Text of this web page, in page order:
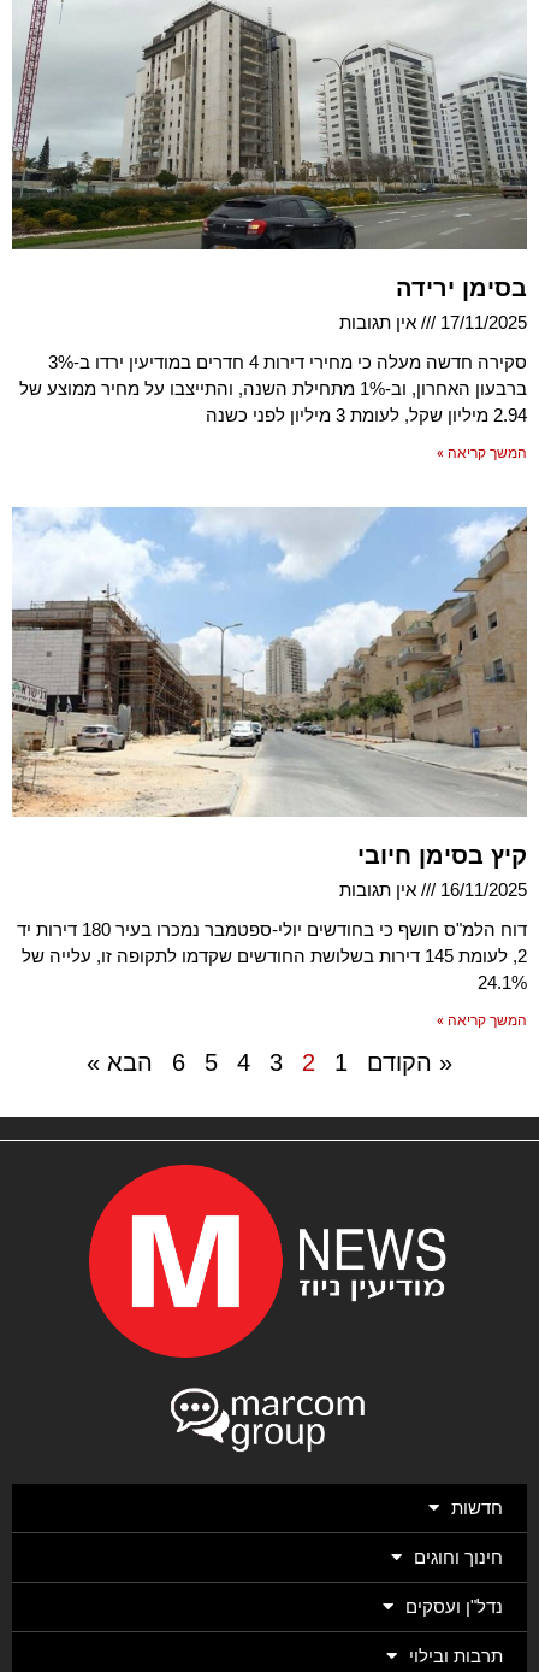
בסימן ירידה
17/11/2025
אין תגובות
סקירה חדשה מעלה כי מחירי דירות 4 חדרים במודיעין ירדו ב-3%
ברבעון האחרון, וב-1% מתחילת השנה, והתייצבו על מחיר ממוצע של
2.94 מיליון שקל, לעומת 3 מיליון לפני כשנה
המשך קריאה »
קיץ בסימן חיובי
16/11/2025
אין תגובות
דוח הלמ"ס חושף כי בחודשים יולי-ספטמבר נמכרו בעיר 180 דירות יד
2, לעומת 145 דירות בשלושת החודשים שקדמו לתקופה זו, עלייה של
24.1%
המשך קריאה »
« הקודם 1
2
3
4
5
6 הבא »
חדשות
חינוך וחוגים
נדל"ן ועסקים
תרבות ובילוי